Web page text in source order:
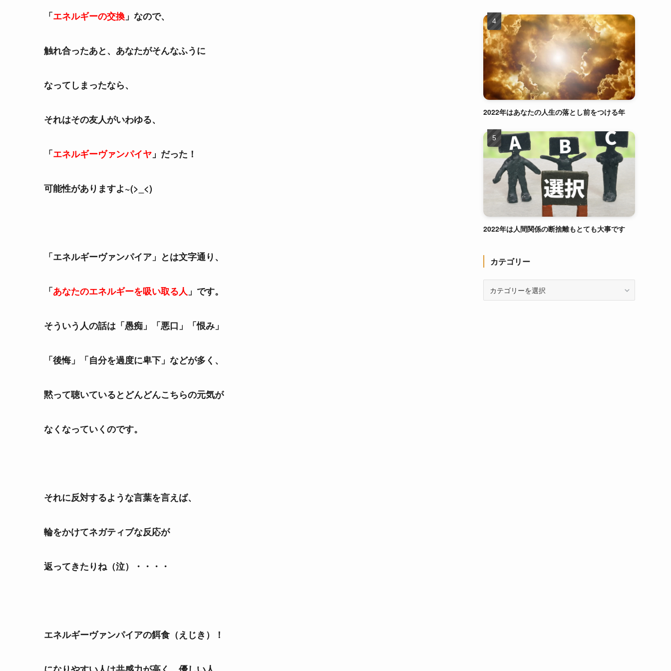
「エネルギーの交換 」なので、
触れ合ったあと、あなたがそんなふうに
なってしまったなら、
それはその友人がいわゆる、
「エネルギーヴァンパイヤ 」 だった！
可能性がありますよ~(>_<)
「エネルギーヴァンパイア」とは文字通り、
「あなたのエネルギーを吸い取る人 」です。
そういう人の話は「愚痴」「悪口」「恨み」
「後悔」「自分を過度に卑下」などが多く、
黙って聴いているとどんどんこちらの元気が
なくなっていくのです。
それに反対するような言葉を言えば、
輪をかけてネガティブな反応が
返ってきたりね（泣）・・・・
エネルギーヴァンパイアの餌食（えじき）！
2022年はあなたの人生の落とし前をつける年
2022年は人間関係の断捨離もとても大事です
カテゴリー